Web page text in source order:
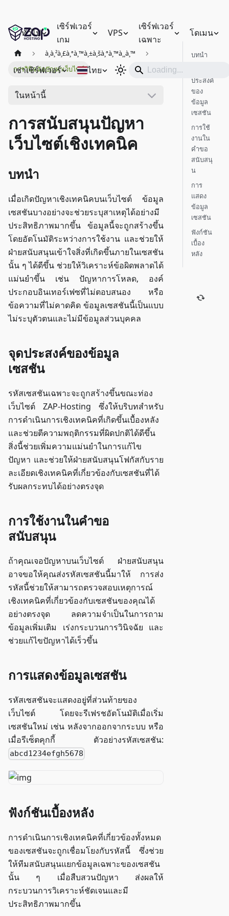
ทั่วไป
เซิร์ฟเวอร์
เกม
VPS
เซิร์ฟเวอร์
เฉพาะ
โดเมน
เช่าเซิร์ฟเวอร์ ไทย
à¸à¸²à¸£à¸ªà¸™à¸±à¸šà¸ªà¸™à¸¸à¸™
การวินิจฉัยปัญหาเว็บไซต์
ในหน้านี้
การสนับสนุนปัญหา
เว็บไซต์เชิงเทคนิค
บทนำ
เมื่อเกิดปัญหาเชิงเทคนิคบนเว็บไซต์ ข้อมูล
เซสชันบางอย่างจะช่วยระบุสาเหตุได้อย่างมี
ประสิทธิภาพมากขึ้น ข้อมูลนี้จะถูกสร้างขึ้น
โดยอัตโนมัติระหว่างการใช้งาน และช่วยให้
ฝ่ายสนับสนุนเข้าใจสิ่งที่เกิดขึ้นภายในเซสชัน
นั้น ๆ ได้ดีขึ้น ช่วยให้วิเคราะห์ข้อผิดพลาดได้
แม่นยำขึ้น เช่น ปัญหาการโหลด, องค์
ประกอบอินเทอร์เฟซที่ไม่ตอบสนอง หรือ
ข้อความที่ไม่คาดคิด ข้อมูลเซสชันนี้เป็นแบบ
ไม่ระบุตัวตนและไม่มีข้อมูลส่วนบุคคล
จุดประสงค์ของข้อมูล
เซสชัน
รหัสเซสชันเฉพาะจะถูกสร้างขึ้นขณะท่อง
เว็บไซต์ ZAP-Hosting ซึ่งให้บริบทสำหรับ
การดำเนินการเชิงเทคนิคที่เกิดขึ้นเบื้องหลัง
และช่วยตีความพฤติกรรมที่ผิดปกติได้ดีขึ้น
สิ่งนี้ช่วยเพิ่มความแม่นยำในการแก้ไข
ปัญหา และช่วยให้ฝ่ายสนับสนุนโฟกัสกับราย
ละเอียดเชิงเทคนิคที่เกี่ยวข้องกับเซสชันที่ได้
รับผลกระทบได้อย่างตรงจุด
การใช้งานในคำขอ
สนับสนุน
ถ้าคุณเจอปัญหาบนเว็บไซต์ ฝ่ายสนับสนุน
อาจขอให้คุณส่งรหัสเซสชันนี้มาให้ การส่ง
รหัสนี้ช่วยให้สามารถตรวจสอบเหตุการณ์
เชิงเทคนิคที่เกี่ยวข้องกับเซสชันของคุณได้
อย่างตรงจุด ลดความจำเป็นในการถาม
ข้อมูลเพิ่มเติม เร่งกระบวนการวินิจฉัย และ
ช่วยแก้ไขปัญหาได้เร็วขึ้น
การแสดงข้อมูลเซสชัน
รหัสเซสชันจะแสดงอยู่ที่ส่วนท้ายของ
เว็บไซต์ โดยจะรีเฟรชอัตโนมัติเมื่อเริ่ม
เซสชันใหม่ เช่น หลังจากออกจากระบบ หรือ
เมื่อรีเซ็ตคุกกี้ ตัวอย่างรหัสเซสชัน:
abcd1234efgh5678
ฟังก์ชันเบื้องหลัง
การดำเนินการเชิงเทคนิคที่เกี่ยวข้องทั้งหมด
ของเซสชันจะถูกเชื่อมโยงกับรหัสนี้ ซึ่งช่วย
ให้ทีมสนับสนุนแยกข้อมูลเฉพาะของเซสชัน
นั้น ๆ เมื่อสืบสวนปัญหา ส่งผลให้
กระบวนการวิเคราะห์ชัดเจนและมี
ประสิทธิภาพมากขึ้น
บทนำ
ประสงค์
ของ
ข้อมูล
เซสชัน
การใช้
งานใน
คำขอ
สนับสนุ
น
การ
แสดง
ข้อมูล
เซสชัน
ฟังก์ชัน
เบื้อง
หลัง